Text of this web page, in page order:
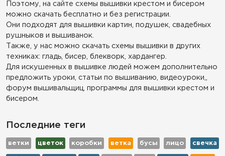
Поэтому, на сайте схемы вышивки крестом и бисером
можно скачать бесплатно и без регистрации.
Они подходят для вышивки картин, подушек, свадебных
рушныков и вышиванок.
Также, у нас можно скачать схемы вышивки в других
техниках: гладь, бисер, блекворк, хардангер.
Для искушенных в вышивке людей можем дополнительно
предложить уроки, статьи по вышиванию, видеоуроки,,
форум вышивальщиц, программы для вышивки крестом и
бисером.
Последние теги
ветки цветок коробки ветка бусы лицо свечка